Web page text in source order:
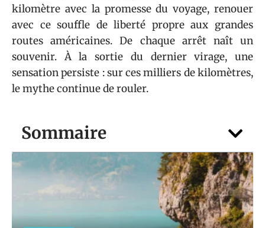
Sommaire
kilomètre avec la promesse du voyage, renouer
avec ce souffle de liberté propre aux grandes
routes américaines. De chaque arrêt naît un
souvenir. À la sortie du dernier virage, une
sensation persiste : sur ces milliers de kilomètres,
le mythe continue de rouler.